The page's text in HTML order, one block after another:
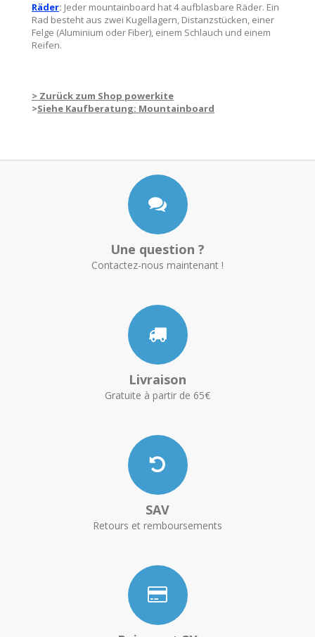
Räder: Jeder mountainboard hat 4 aufblasbare Räder. Ein
Rad besteht aus zwei Kugellagern, Distanzstücken, einer
Felge (Aluminium oder Fiber), einem Schlauch und einem
Reifen.
> Zurück zum Shop powerkite
>Siehe Kaufberatung: Mountainboard
Une question ?
Contactez-nous maintenant !
Livraison
Gratuite à partir de 65€
SAV
Retours et remboursements